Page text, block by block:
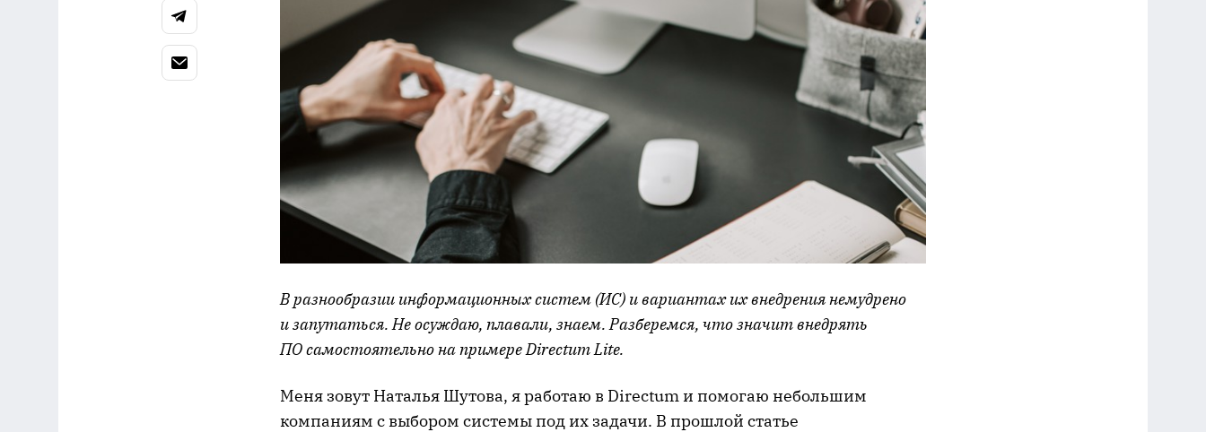
В разнообразии информационных систем (ИС) и вариантах их внедрения немудрено
и запутаться. Не осуждаю, плавали, знаем. Разберемся, что значит внедрять
ПО самостоятельно на примере Directum Lite.
Меня зовут Наталья Шутова, я работаю в Directum и помогаю небольшим
компаниям с выбором системы под их задачи. В прошлой статье